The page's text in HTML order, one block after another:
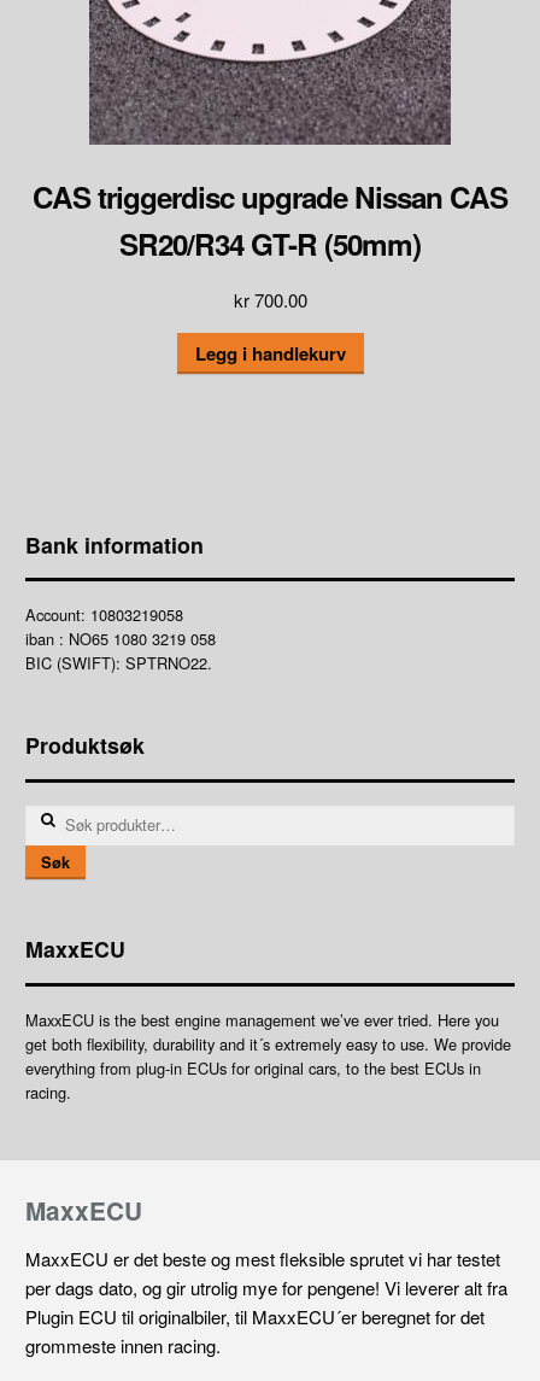
CAS triggerdisc upgrade Nissan CAS
SR20/R34 GT-R (50mm)
kr700.00
Legg i handlekurv
Bank information
Account: 10803219058
iban : NO65 1080 3219 058
BIC (SWIFT): SPTRNO22.
Produktsøk
Søk
Søk
MaxxECU
MaxxECU is the best engine management we’ve ever tried. Here you
get both flexibility, durability and it´s extremely easy to use. We provide
everything from plug-in ECUs for original cars, to the best ECUs in
racing.
MaxxECU
MaxxECU er det beste og mest fleksible sprutet vi har testet
per dags dato, og gir utrolig mye for pengene! Vi leverer alt fra
Plugin ECU til originalbiler, til MaxxECU´er beregnet for det
grommeste innen racing.